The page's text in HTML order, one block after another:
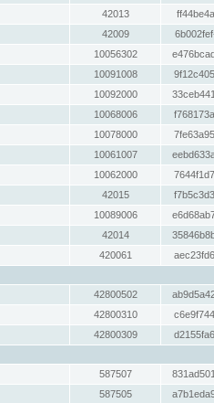
42013
42009
10056302
10091008
10092000
10068006
10078000
10061007
10062000
42015
10089006
42014
420061
42800502
42800310
42800309
587507
587505